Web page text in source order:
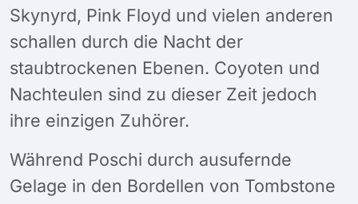
Skynyrd, Pink Floyd und vielen anderen
schallen durch die Nacht der
staubtrockenen Ebenen. Coyoten und
Nachteulen sind zu dieser Zeit jedoch
ihre einzigen Zuhörer.
Während Poschi durch ausufernde
Gelage in den Bordellen von Tombstone